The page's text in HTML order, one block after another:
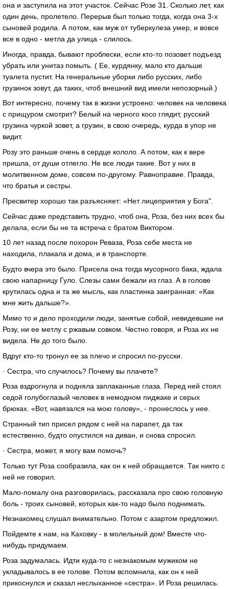
она и заступила на этот участок. Сейчас Розе 31. Сколько лет, как
один день, пролетело. Перерыв был только тогда, когда она 3-х
сыновей родила. А потом, как муж от туберкулеза умер, и вовсе
все в одно - метла да улица - слилось.
Иногда, правда, бывают проблески, если кто-то позовет подъезд
убрать или унитаз помыть. ( Ее, курдянку, мало кто дальше
туалета пустит. На генеральные уборки либо русских, либо
грузинок зовут, да таких, чтоб внешний вид имели непозорный.)
Вот интересно, почему так в жизни устроено: человек на человека
с прищуром смотрит? Белый на черного косо глядит, русский
грузина чуркой зовет, а грузин, в свою очередь, курда в упор не
видит.
Розу это раньше очень в сердце кололо. А потом, как к вере
пришла, от души отлегло. Не все люди такие. Вот у них в
молитвенном доме, совсем по-другому. Равноправие. Правда,
что братья и сестры.
Пресвитер хорошо так разъясняет: «Нет лицеприятия у Бога".
Сейчас даже представить трудно, чтоб она, Роза, без них всех бы
делала, если бы не та встреча с братом Виктором.
10 лет назад после похорон Реваза, Роза себе места не
находила, плакала и дома, и в транспорте.
Будто вчера это было. Присела она тогда мусорного бака, ждала
свою напарницу Гуло. Слезы сами бежали из глаз. А в голове
крутилась одна и та же мысль, как пластинка заигранная: «Как
мне жить дальше?».
Мимо то и дело проходили люди, занятые собой, невидевшие ни
Розу, ни ее метлу с ржавым совком. Честно говоря, и Роза их не
видела. Не до того было.
Вдруг кто-то тронул ее за плечо и спросил по-русски.
· Сестра, что случилось? Почему вы плачете?
Роза вздрогнула и подняла заплаканные глаза. Перед ней стоял
седой голубоглазый человек в немодном пиджаке и серых
брюках. «Вот, навязался на мою голову», - пронеслось у нее.
Странный тип присел рядом с ней на парапет, да так
естественно, будто опустился на диван, и снова спросил.
· Сестра, может, я могу вам помочь?
Только тут Роза сообразила, как он к ней обращается. Так никто с
ней не говорил.
Мало-помалу она разговорилась, рассказала про свою головную
боль - троих сыновей, которых как-то надо было поднимать.
Незнакомец слушал внимательно. Потом с азартом предложил.
Пойдемте к нам, на Каховку - в молельный дом! Вместе что-
нибудь придумаем.
Роза задумалась. Идти куда-то с незнакомым мужиком не
укладывалось в ее голове. Потом вспомнила, как он к ней
прикоснулся и сказал неслыханное «сестра». И Роза решилась.